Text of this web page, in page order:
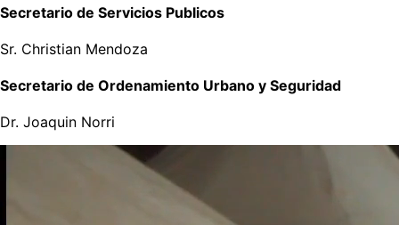
Secretario de Servicios Publicos
Sr. Christian Mendoza
Secretario de Ordenamiento Urbano y Seguridad
Dr. Joaquin Norri